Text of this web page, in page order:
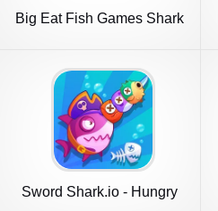
Big Eat Fish Games Shark
Sword Shark.io - Hungry